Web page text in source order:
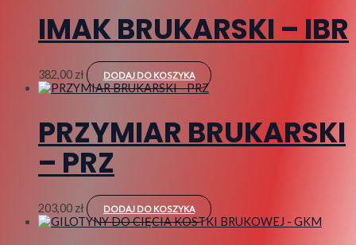
IMAK BRUKARSKI – IBR
382,00 zł DODAJ DO KOSZYKA
PRZYMIAR BRUKARSKI
– PRZ
203,00 zł DODAJ DO KOSZYKA